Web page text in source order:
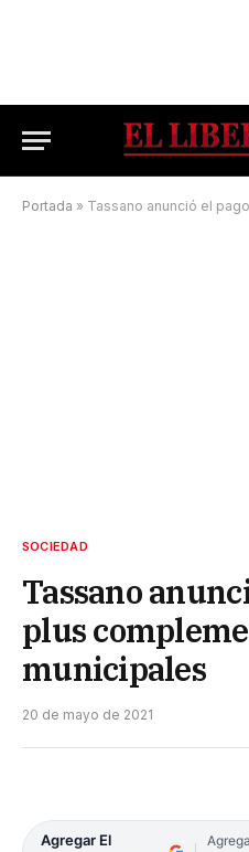
Portada » Tassano anunció el pago
SOCIEDAD
Tassano
plus
municipales
20 de mayo de 2021
Agregar El